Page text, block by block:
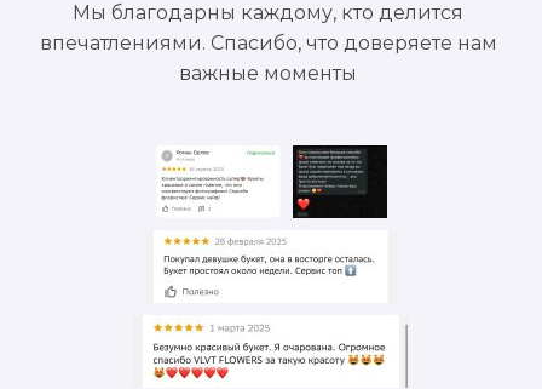
Мы благодарны каждому, кто делится
впечатлениями. Спасибо, что доверяете нам
важные моменты